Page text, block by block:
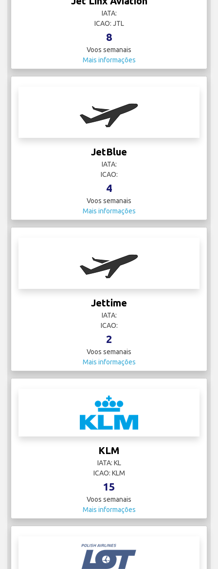
IATA:
ICAO: JTL
8
Voos semanais
Mais informações
JetBlue
IATA:
ICAO:
4
Voos semanais
Mais informações
Jettime
IATA:
ICAO:
2
Voos semanais
Mais informações
KLM
IATA: KL
ICAO: KLM
15
Voos semanais
Mais informações